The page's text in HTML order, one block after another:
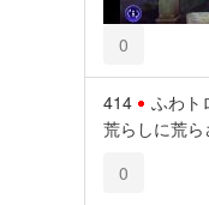
0
414 ふわト
荒らしに荒
0